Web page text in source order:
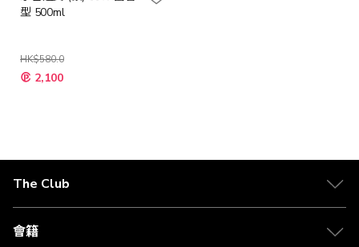
型 500ml
HK$580.0
特
殊 2,100
The Club
關於 The Club
合作夥伴
會籍